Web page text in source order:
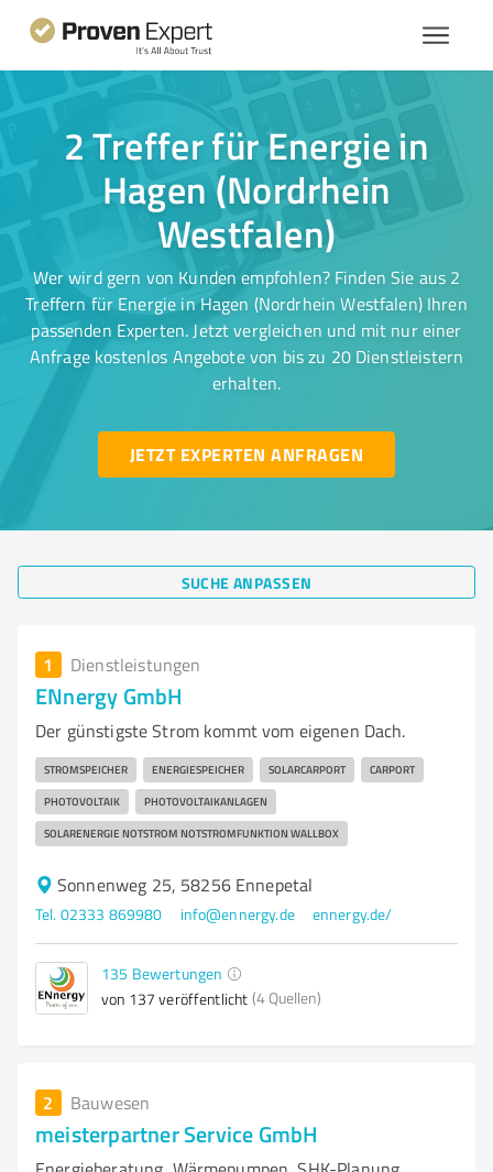
2 Treffer für Energie in
Hagen (Nordrhein
Westfalen)
Wer wird gern von Kunden empfohlen? Finden Sie aus 2
Treffern für Energie in Hagen (Nordrhein Westfalen) Ihren
passenden Experten. Jetzt vergleichen und mit nur einer
Anfrage kostenlos Angebote von bis zu 20 Dienstleistern
erhalten.
JETZT EXPERTEN ANFRAGEN
SUCHE ANPASSEN
1 Dienstleistungen
ENnergy GmbH
Der günstigste Strom kommt vom eigenen Dach.
STROMSPEICHER ENERGIESPEICHER SOLARCARPORT CARPORT
PHOTOVOLTAIK PHOTOVOLTAIKANLAGEN
SOLARENERGIE NOTSTROM NOTSTROMFUNKTION WALLBOX
Sonnenweg 25, 58256 Ennepetal
Tel. 02333 869980 info@ennergy.de ennergy.de/
135 Bewertungen
von 137 veröffentlicht (4 Quellen)
2 Bauwesen
meisterpartner Service GmbH